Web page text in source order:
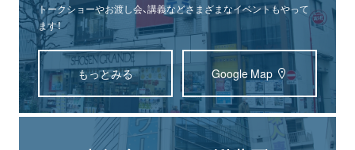
トークショーやお渡し会、講義などさまざまなイベントもやって
ます！
もっとみる Google Map
オンライン
書泉グランデ
（神保町）
書泉ブックタワー
（秋葉原）